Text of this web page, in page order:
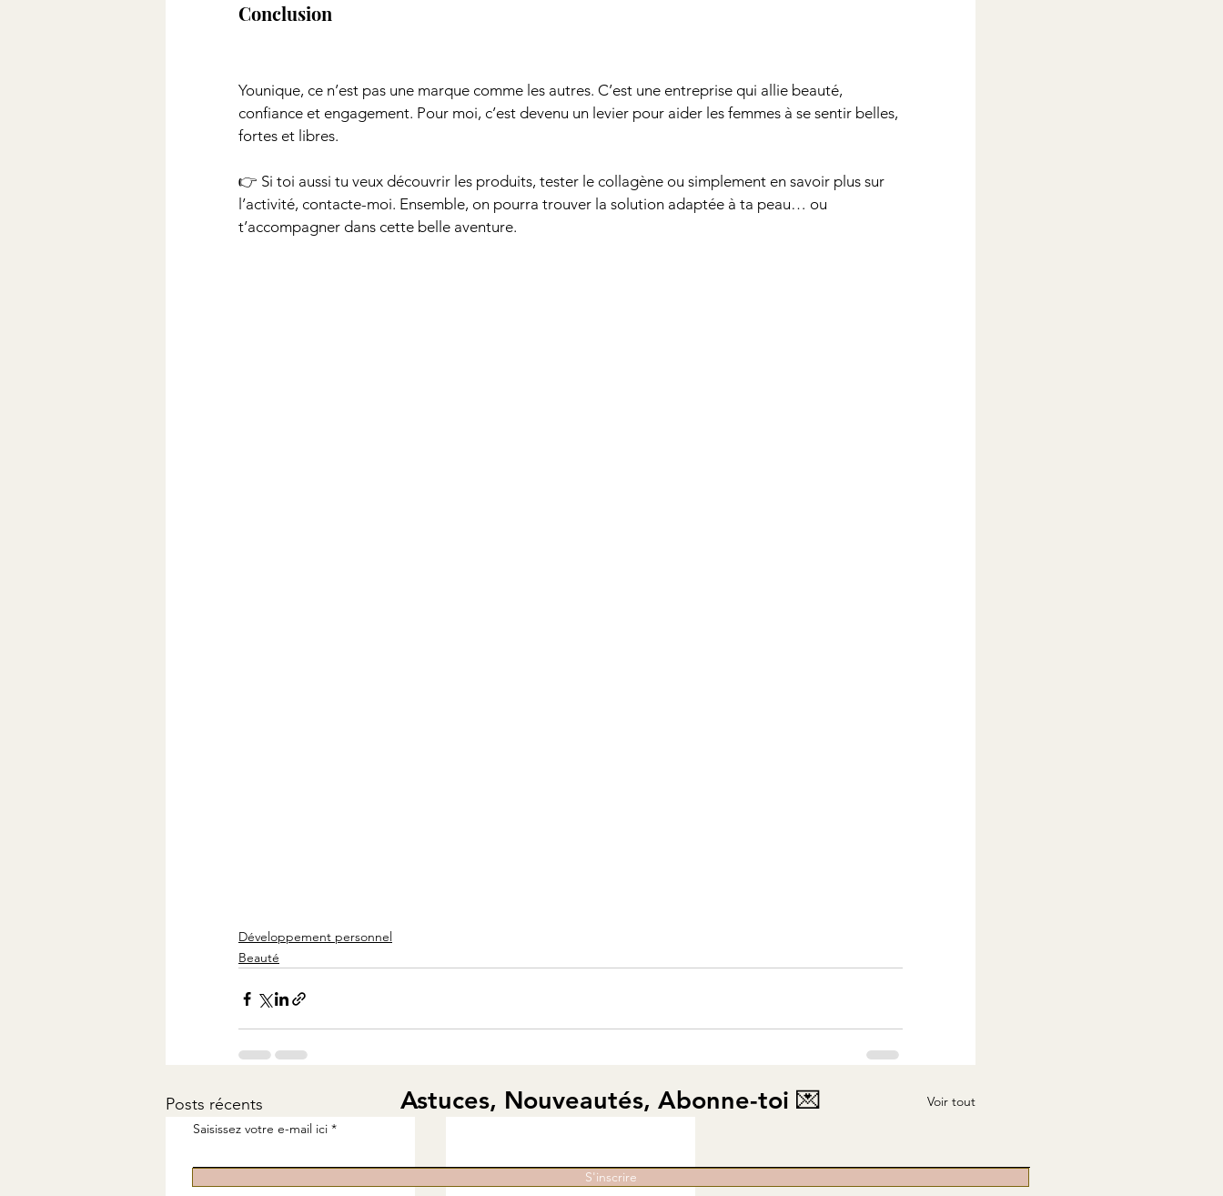
Conclusion
Younique, ce n’est pas une marque comme les autres. C’est une entreprise qui allie beauté,
confiance et engagement. Pour moi, c’est devenu un levier pour aider les femmes à se sentir belles,
fortes et libres.
👉 Si toi aussi tu veux découvrir les produits, tester le collagène ou simplement en savoir plus sur
l’activité, contacte-moi. Ensemble, on pourra trouver la solution adaptée à ta peau… ou
t’accompagner dans cette belle aventure.
Développement personnel
Beauté
Posts récents Voir tout
Astuces, Nouveautés, Abonne-toi 💌
Saisissez votre e-mail ici
S'inscrire